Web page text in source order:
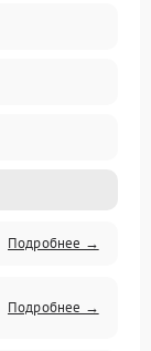
Подробнее →
Подробнее →